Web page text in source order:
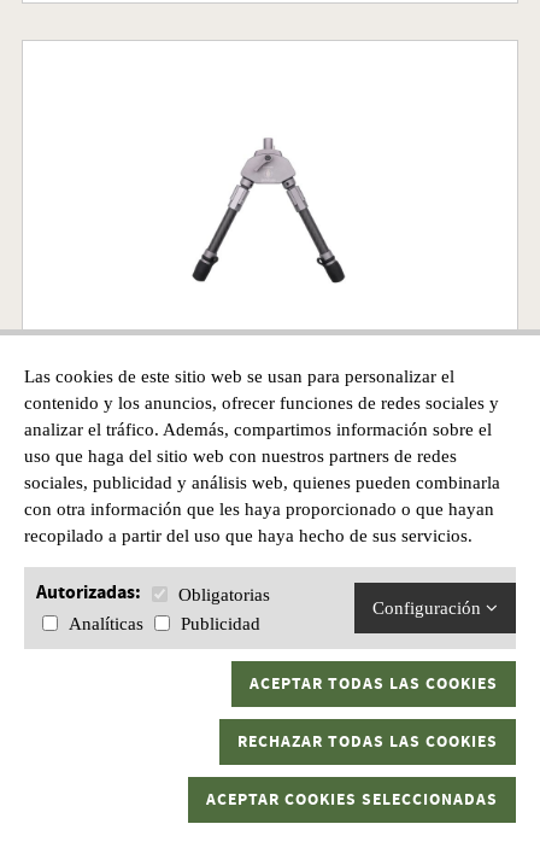
Las cookies de este sitio web se usan para personalizar el
contenido y los anuncios, ofrecer funciones de redes sociales y
analizar el tráfico. Además, compartimos información sobre el
uso que haga del sitio web con nuestros partners de redes
sociales, publicidad y análisis web, quienes pueden combinarla
con otra información que les haya proporcionado o que hayan
recopilado a partir del uso que haya hecho de sus servicios.
Autorizadas:
Obligatorias
Analíticas
Publicidad
Configuración
ACEPTAR TODAS LAS COOKIES
RECHAZAR TODAS LAS COOKIES
ACEPTAR COOKIES SELECCIONADAS
BIPODE SPARTAN JAVELIN PROHUNT TAC
Precio
359,00€